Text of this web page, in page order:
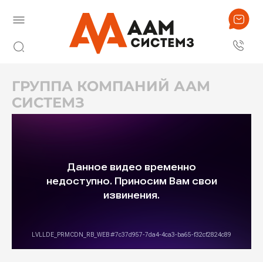
ГРУППА КОМПАНИЙ ААМ
СИСТЕМЗ